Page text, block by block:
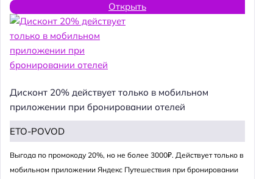
Открыть
Дисконт 20% действует только в мобильном
приложении при бронировании отелей
ETO-POVOD
Выгода по промокоду 20%, но не более 3000₽. Действует только в
мобильном приложении Яндекс Путешествия при бронировании